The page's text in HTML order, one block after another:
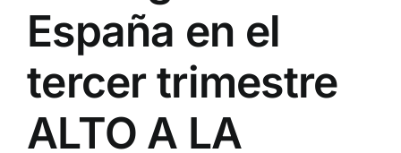
España en el
tercer trimestre
ALTO A LA